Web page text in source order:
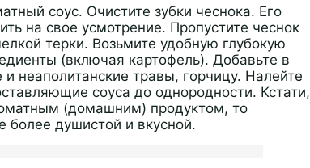
соус. Очистите зубки чеснока. Его
на свое усмотрение. Пропустите чеснок
терки. Возьмите удобную глубокую
(включая картофель). Добавьте в
неаполитанские травы, горчицу. Налейте
соуса до однородности. Кстати,
(домашним) продуктом, то
более душистой и вкусной.